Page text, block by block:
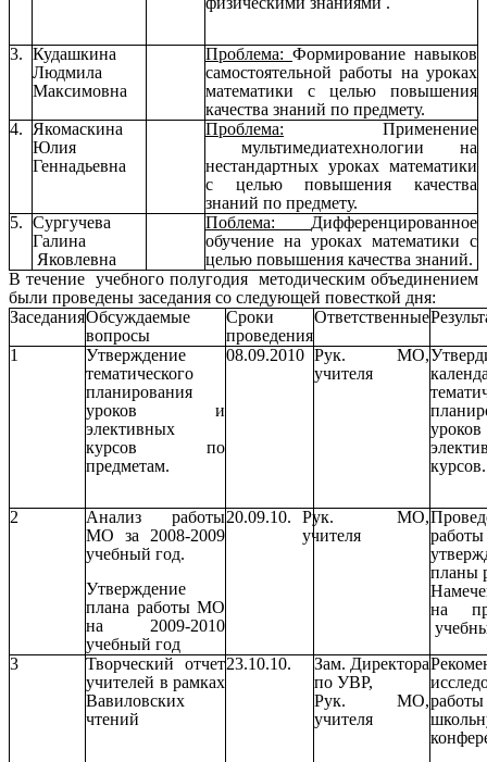
3. Кудашкина
Людмила
Максимовна
Проблема: Формирование навыков
самостоятельной работы на уроках
математики с целью повышения
качества знаний по предмету.
4.
Якомаскина
Юлия
Геннадьевна
Проблема: Применение
мультимедиатехнологии на
нестандартных уроках математики
с целью повышения качества
знаний по предмету.
5. Сургучева
Галина
Яковлевна
Поблема: Дифференцированное
обучение на уроках математики с
целью повышения качества знаний.
В течение учебного полугодия методическим объединением
были проведены заседания со следующей повесткой дня:
ЗаседанияОбсуждаемые
вопросы
Сроки
проведения
Ответственные
1
Утверждение
тематического
планирования
уроков и
элективных
курсов по
предметам.
08.09.2010 Рук. МО,
учителя
курсов.
2
Анализ работы
МО за 2008-2009
учебный год.
Утверждение
плана работы МО
на 2009-2010
учебный год
20.09.10.
Рук. МО,
учителя
планы
на
3
Творческий отчет
учителей в рамках
Вавиловских
чтений
23.10.10.
Зам. Директора
по УВР,
Рук. МО,
учителя